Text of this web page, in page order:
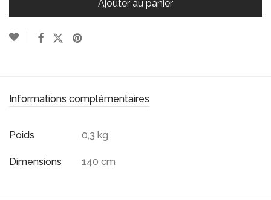
Ajouter au panier
Informations complémentaires
Poids 0,3 kg
Dimensions 140 cm